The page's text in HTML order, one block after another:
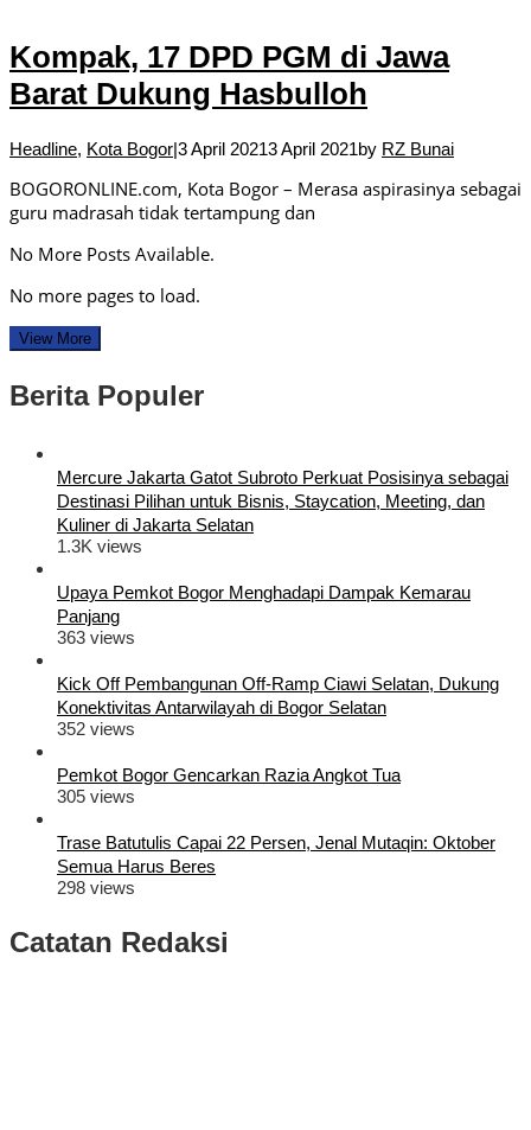
Kompak, 17 DPD PGM di Jawa
Barat Dukung Hasbulloh
Headline, Kota Bogor|3 April 20213 April 2021by RZ Bunai
BOGORONLINE.com, Kota Bogor – Merasa aspirasinya sebagai
guru madrasah tidak tertampung dan
No More Posts Available.
No more pages to load.
View More
Berita Populer
Mercure Jakarta Gatot Subroto Perkuat Posisinya sebagai
Destinasi Pilihan untuk Bisnis, Staycation, Meeting, dan
Kuliner di Jakarta Selatan
1.3K views
Upaya Pemkot Bogor Menghadapi Dampak Kemarau
Panjang
363 views
Kick Off Pembangunan Off-Ramp Ciawi Selatan, Dukung
Konektivitas Antarwilayah di Bogor Selatan
352 views
Pemkot Bogor Gencarkan Razia Angkot Tua
305 views
Trase Batutulis Capai 22 Persen, Jenal Mutaqin: Oktober
Semua Harus Beres
298 views
Catatan Redaksi